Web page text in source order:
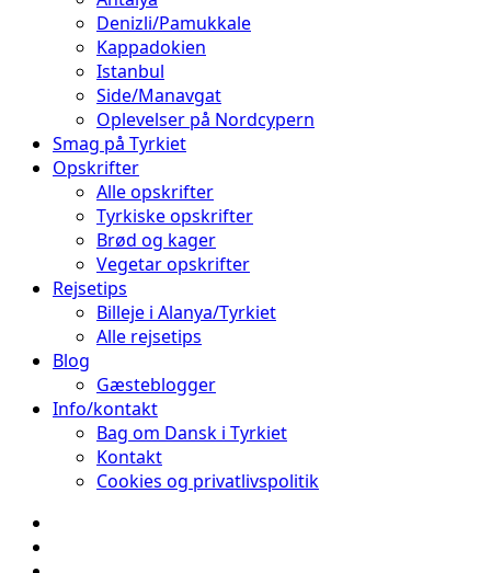
Denizli/Pamukkale
Kappadokien
Istanbul
Side/Manavgat
Oplevelser på Nordcypern
Smag på Tyrkiet
Opskrifter
Alle opskrifter
Tyrkiske opskrifter
Brød og kager
Vegetar opskrifter
Rejsetips
Billeje i Alanya/Tyrkiet
Alle rejsetips
Blog
Gæsteblogger
Info/kontakt
Bag om Dansk i Tyrkiet
Kontakt
Cookies og privatlivspolitik